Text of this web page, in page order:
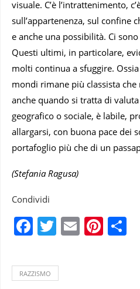
visuale. C’è l’intrattenimento,
sull’appartenenza, sul confine
e anche una possibilità. Ci
Questi ultimi, in particolare,
molti continua a sfuggire.
mondi rimane più classista che
anche quando si tratta di
geografico o sociale, è labile,
allargarsi, con buona pace dei
portafoglio più che di un
(Stefania Ragusa)
Condividi
Facebook
Twitter
Email
RAZZISMO